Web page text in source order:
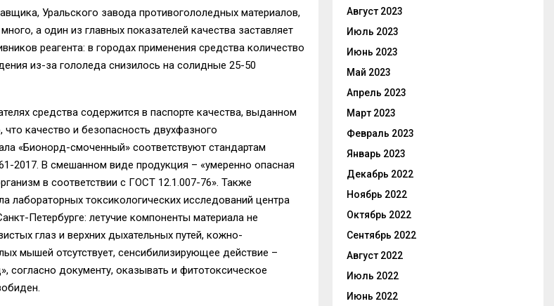
Уральского завода противогололедных материалов,
а один из главных показателей качества заставляет
реагента: в городах применения средства количество
из-за гололеда снизилось на солидные 25-50
средства содержится в паспорте качества, выданном
качество и безопасность двухфазного
«Бионорд-смоченный» соответствуют стандартам
2017. В смешанном виде продукция – «умеренно опасная
в соответствии с ГОСТ 12.1.007-76». Также
лабораторных токсикологических исследований центра
Петербурге: летучие компоненты материала не
глаз и верхних дыхательных путей, кожно-
мышей отсутствует, сенсибилизирующее действие –
согласно документу, оказывать и фитотоксическое
Август 2023
Июль 2023
Июнь 2023
Май 2023
Апрель 2023
Март 2023
Февраль 2023
Январь 2023
Декабрь 2022
Ноябрь 2022
Октябрь 2022
Сентябрь 2022
Август 2022
Июль 2022
Июнь 2022